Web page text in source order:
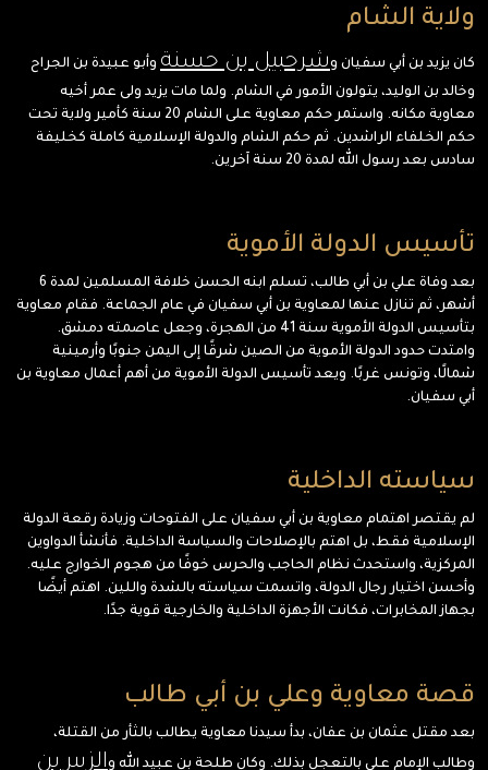
ولاية الشام
كان يزيد بن أبي سفيان وشرحبيل بن حسنة وأبو عبيدة بن الجراح
وخالد بن الوليد، يتولون الأمور في الشام. ولما مات يزيد ولى عمر أخيه
معاوية مكانه. واستمر حكم معاوية على الشام 20 سنة كأمير ولاية تحت
حكم الخلفاء الراشدين. ثم حكم الشام والدولة الإسلامية كاملة كخليفة
سادس بعد رسول الله لمدة 20 سنة آخرين.
تأسيس الدولة الأموية
بعد وفاة علي بن أبي طالب، تسلم ابنه الحسن خلافة المسلمين لمدة 6
أشهر، ثم تنازل عنها لمعاوية بن أبي سفيان في عام الجماعة. فقام معاوية
بتأسيس الدولة الأموية سنة 41 من الهجرة، وجعل عاصمته دمشق.
وامتدت حدود الدولة الأموية من الصين شرقًا إلى اليمن جنوبًا وأرمينية
شمالًا، وتونس غربًا. ويعد تأسيس الدولة الأموية من أهم أعمال معاوية بن
أبي سفيان.
سياسته الداخلية
لم يقتصر اهتمام معاوية بن أبي سفيان على الفتوحات وزيادة رقعة الدولة
الإسلامية فقط، بل اهتم بالإصلاحات والسياسة الداخلية. فأنشأ الدواوين
المركزية، واستحدث نظام الحاجب والحرس خوفًا من هجوم الخوارج عليه.
وأحسن اختيار رجال الدولة، واتسمت سياسته بالشدة واللين. اهتم أيضًا
بجهاز المخابرات، فكانت الأجهزة الداخلية والخارجية قوية جدًا.
قصة معاوية وعلي بن أبي طالب
بعد مقتل عثمان بن عفان، بدأ سيدنا معاوية يطالب بالثأر من القتلة،
وطالب الإمام علي بالتعجل بذلك. وكان طلحة بن عبيد الله والزبير بن